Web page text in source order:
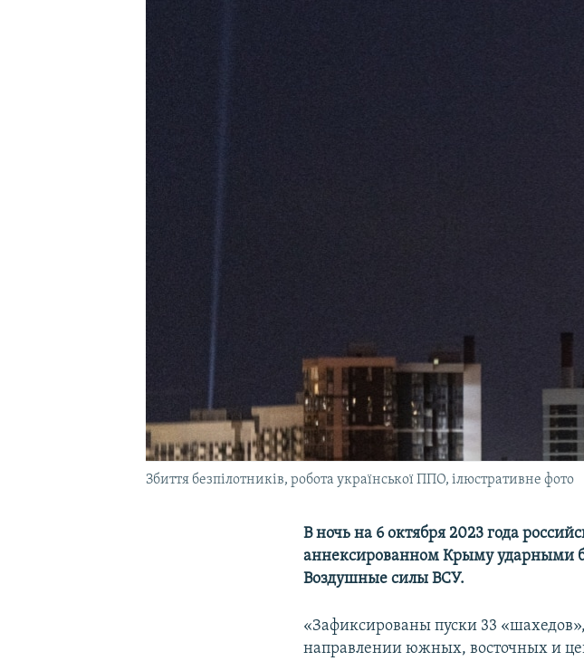
Збиття безпілотників, робота української ППО, ілюстративне фото
В ночь на 6 октября 2023 года
аннексированном Крыму ударными
Воздушные силы ВСУ.
«Зафиксированы пуски 33
направлении южных, восточных и